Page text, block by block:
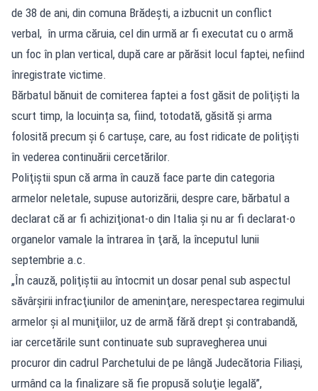
de 38 de ani, din comuna Brădeşti, a izbucnit un conflict
verbal, în urma căruia, cel din urmă ar fi executat cu o armă
un foc în plan vertical, după care ar părăsit locul faptei, nefiind
înregistrate victime.
Bărbatul bănuit de comiterea faptei a fost găsit de poliţişti la
scurt timp, la locuința sa, fiind, totodată, găsită şi arma
folosită precum şi 6 cartuşe, care, au fost ridicate de poliţişti
în vederea continuării cercetărilor.
Poliţiştii spun că arma în cauză face parte din categoria
armelor neletale, supuse autorizării, despre care, bărbatul a
declarat că ar fi achiziţionat-o din Italia şi nu ar fi declarat-o
organelor vamale la întrarea în ţară, la începutul lunii
septembrie a.c.
„În cauză, poliţiştii au întocmit un dosar penal sub aspectul
săvârşirii infracţiunilor de ameninţare, nerespectarea regimului
armelor şi al muniţiilor, uz de armă fără drept şi contrabandă,
iar cercetările sunt continuate sub supravegherea unui
procuror din cadrul Parchetului de pe lângă Judecătoria Filiaşi,
urmând ca la finalizare să fie propusă soluţie legală”,